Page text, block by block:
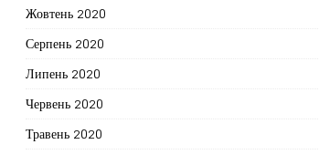
Жовтень 2020
Серпень 2020
Липень 2020
Червень 2020
Травень 2020